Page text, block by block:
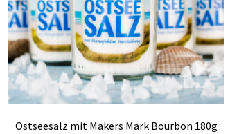
Ostseesalz mit Makers Mark Bourbon 180g